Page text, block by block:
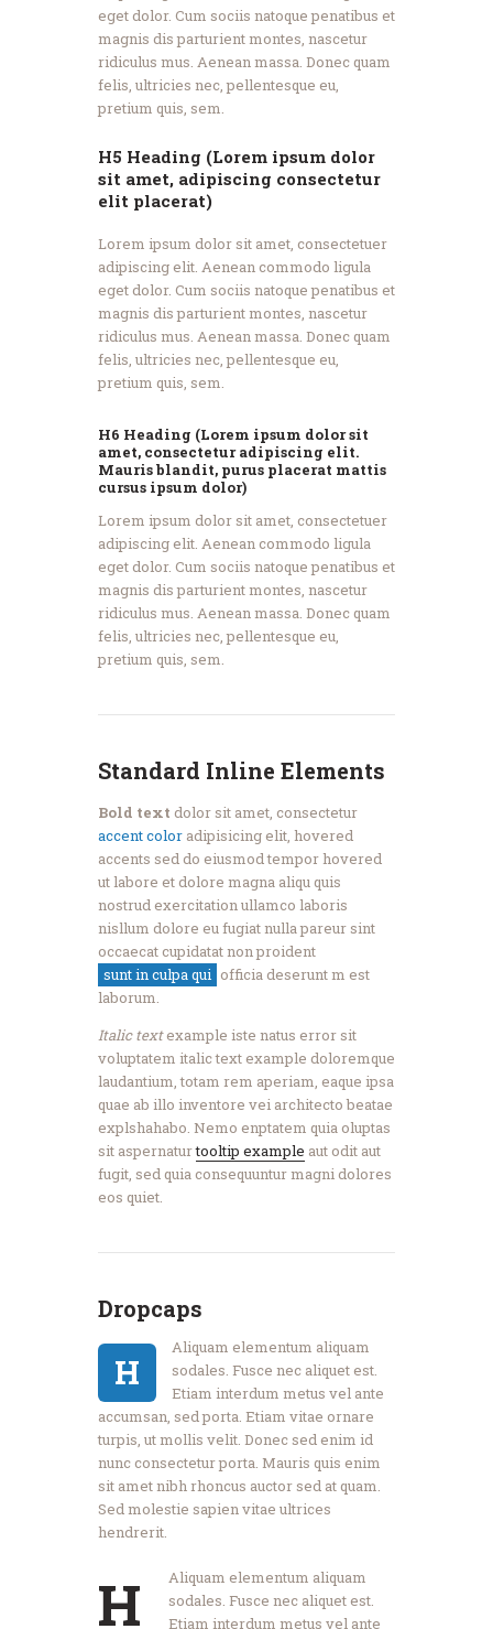
eget dolor. Cum sociis natoque penatibus et
magnis dis parturient montes, nascetur
ridiculus mus. Aenean massa. Donec quam
felis, ultricies nec, pellentesque eu,
pretium quis, sem.
H5 Heading (Lorem ipsum dolor
sit amet, adipiscing consectetur
elit placerat)
Lorem ipsum dolor sit amet, consectetuer
adipiscing elit. Aenean commodo ligula
eget dolor. Cum sociis natoque penatibus et
magnis dis parturient montes, nascetur
ridiculus mus. Aenean massa. Donec quam
felis, ultricies nec, pellentesque eu,
pretium quis, sem.
H6 Heading (Lorem ipsum dolor sit
amet, consectetur adipiscing elit.
Mauris blandit, purus placerat mattis
cursus ipsum dolor)
Lorem ipsum dolor sit amet, consectetuer
adipiscing elit. Aenean commodo ligula
eget dolor. Cum sociis natoque penatibus et
magnis dis parturient montes, nascetur
ridiculus mus. Aenean massa. Donec quam
felis, ultricies nec, pellentesque eu,
pretium quis, sem.
Standard Inline Elements
Bold text dolor sit amet, consectetur
accent color adipisicing elit, hovered
accents sed do eiusmod tempor hovered
ut labore et dolore magna aliqu quis
nostrud exercitation ullamco laboris
nisllum dolore eu fugiat nulla pareur sint
occaecat cupidatat non proident
sunt in culpa qui officia deserunt m est
laborum.
Italic textexample iste natus error sit
voluptatem italic text example doloremque
laudantium, totam rem aperiam, eaque ipsa
quae ab illo inventore vei architecto beatae
explshahabo. Nemo enptatem quia oluptas
sit aspernaturtooltip example aut odit aut
fugit, sed quia consequuntur magni dolores
eos quiet.
Dropcaps
H
Aliquam elementum aliquam
sodales. Fusce nec aliquet est.
Etiam interdum metus vel ante
accumsan, sed porta. Etiam vitae ornare
turpis, ut mollis velit. Donec sed enim id
nunc consectetur porta. Mauris quis enim
sit amet nibh rhoncus auctor sed at quam.
Sed molestie sapien vitae ultrices
hendrerit.
H
Aliquam elementum aliquam
sodales. Fusce nec aliquet est.
Etiam interdum metus vel ante